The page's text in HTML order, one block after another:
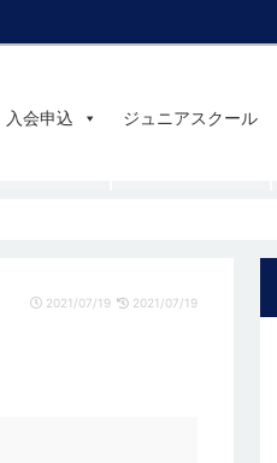
入会申込 ジュニアスクール
2021/07/19 2021/07/19